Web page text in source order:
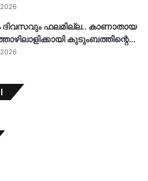
ഫലമില്ല.. കാണാതായ
കുടുംബത്തിന്റെ…